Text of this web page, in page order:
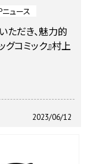
ニュース
ただき、魅力的
グコミック』村上
2023/06/12